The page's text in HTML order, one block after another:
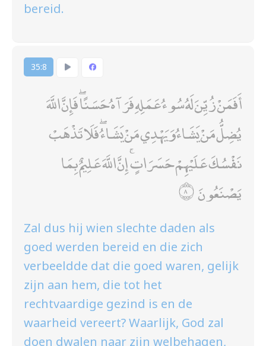
bereid.
35:8
أَفَمَنْ زُيِّنَ لَهُ سُوءُ عَمَلِهِ فَرَآهُ حَسَنًا ۖ فَإِنَّ اللَّهَ
يُضِلُّ مَنْ يَشَاءُ وَيَهْدِي مَنْ يَشَاءُ ۖ فَلَا تَذْهَبْ
نَفْسُكَ عَلَيْهِمْ حَسَرَاتٍ ۚ إِنَّ اللَّهَ عَلِيمٌ بِمَا
يَصْنَعُونَ
Zal dus hij wien slechte daden als
goed werden bereid en die zich
verbeeldde dat die goed waren, gelijk
zijn aan hem, die tot het
rechtvaardige gezind is en de
waarheid vereert? Waarlijk, God zal
doen dwalen naar zijn welbehagen,